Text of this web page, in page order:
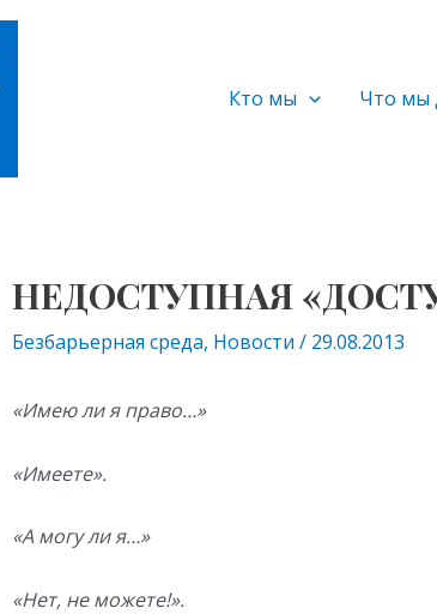
Кто мы Что мы
НЕДОСТУПНАЯ
Безбарьерная среда, Новости / 29.08.2013
«Имею ли я право…»
«Имеете».
«А могу ли я…»
«Нет, не можете!».
Навигация